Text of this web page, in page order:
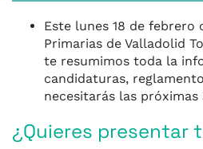
Este lunes 18 de febrero
Primarias de Valladolid
te resumimos toda la
candidaturas,
necesitarás las próximas
¿Quieres presentar